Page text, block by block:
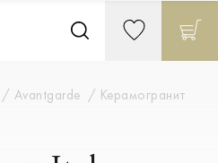
Avantgarde
Керамогранит